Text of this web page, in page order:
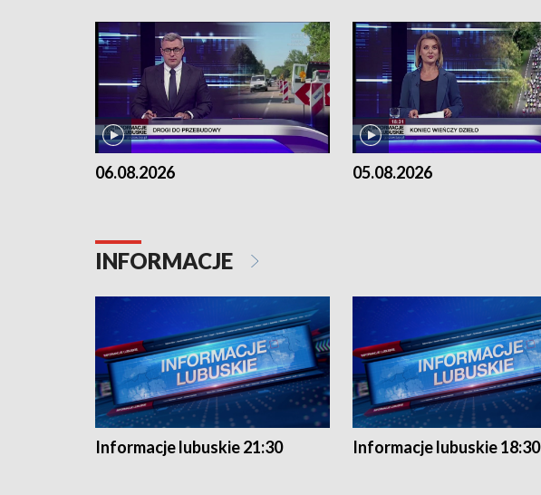
06.08.2026 05.08.2026
INFORMACJE
Informacje lubuskie 21:30 Informacje lubuskie 18:30